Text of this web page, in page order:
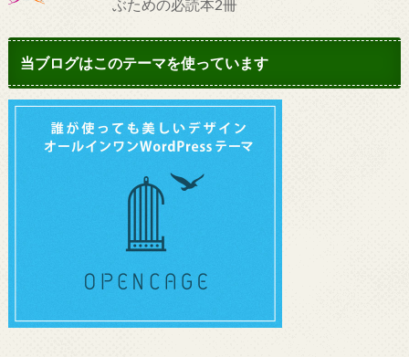
ぶための必読本2冊
当ブログはこのテーマを使っています